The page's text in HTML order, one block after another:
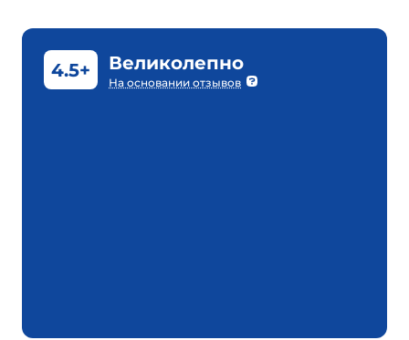
4.5+ Великолепно
На основании отзывов